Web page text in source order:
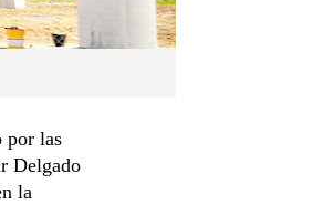
por las
Delgado
la